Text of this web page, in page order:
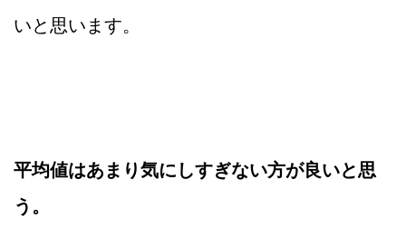
いと思います。
平均値はあまり気にしすぎない方が良いと思
う。